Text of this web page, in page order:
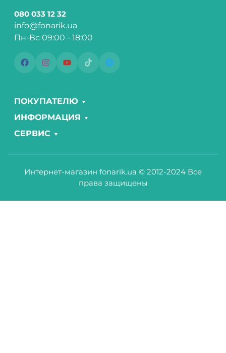
080 033 12 32
info@fonarik.ua
Пн-Вс 09:00 - 18:00
ПОКУПАТЕЛЮ
ИНФОРМАЦИЯ
СЕРВИС
Интернет-магазин fonarik.ua © 2012-2024 Все
права защищены